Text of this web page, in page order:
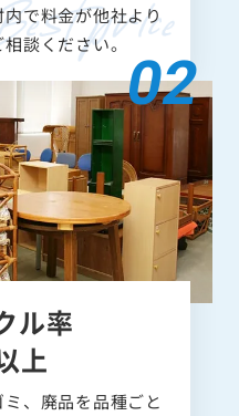
で料金が他社より
談ください。
ル率
上
、廃品を品種ごと